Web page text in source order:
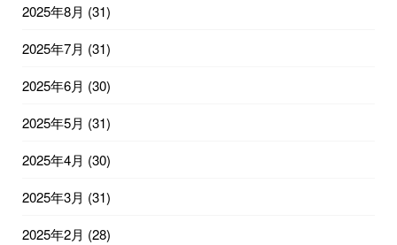
2025年8月 (31)
2025年7月 (31)
2025年6月 (30)
2025年5月 (31)
2025年4月 (30)
2025年3月 (31)
2025年2月 (28)